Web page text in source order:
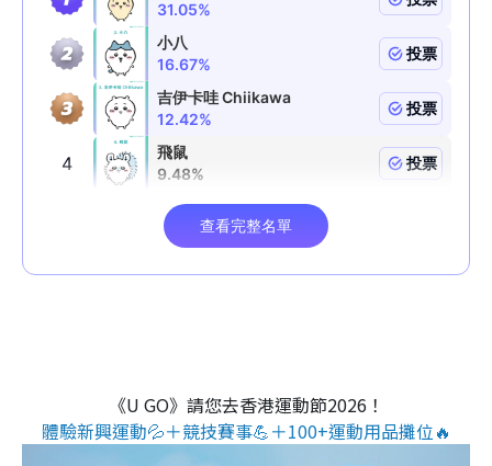
《U GO》請您去香港運動節2026！
體驗新興運動💦＋競技賽事💪＋100+運動用品攤位🔥